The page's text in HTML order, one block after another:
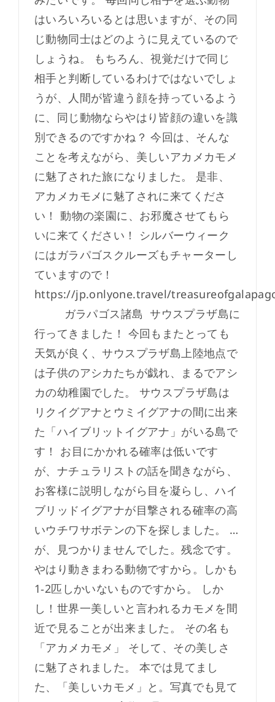
はいろいろいるとは思いますが、その同
じ動物同士はどのように見えているので
しょうね。 もちろん、視覚だけで同じ
相手と判断しているわけではないでしょ
うが、人間が皆違う顔を持っているよう
に、同じ動物ならやはり皆顔の違いを識
別できるのですかね？ 今回は、そんな
ことを考えながら、美しいアカメカモメ
に魅了された旅になりました。 是非、
アカメカモメに魅了されに来てくださ
い！ 動物の楽園に、お邪魔させてもら
いに来てください！ シルバーウィーク
にはガラパゴスクルーズもチャーターし
ていますので！
https://jp.onlyone.travel/
ガラパゴス諸島 サウスプラザ島に
行ってきました！ 今回もまたとっても
天気が良く、サウスプラザ島上陸地点で
は子供のアシカたちが戯れ、まるでアシ
カの幼稚園でした。 サウスプラザ島は
リクイグアナとウミイグアナの間に出来
た「ハイブリットイグアナ」がいる島で
す！ お目にかかれる確率は低いです
が、ナチュラリストの話を聞きながら、
お客様に説明しながら目を凝らし、ハイ
ブリッドイグアナが目撃される確率の高
いウチワサボテンの下を探しました。 …
が、見つかりませんでした。残念です。
やはり動きまわる動物ですから。しかも
1‐2匹しかいないものですから。 しか
し！世界一美しいと言われるカモメを間
近で見ることが出来ました。 その名も
「アカメカモメ」 そして、その美しさ
に魅了されました。 本では見てまし
た、「美しいカモメ」と。写真でも見て